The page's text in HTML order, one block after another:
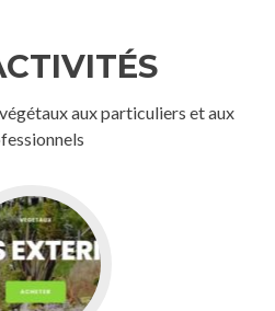
aux particuliers et aux